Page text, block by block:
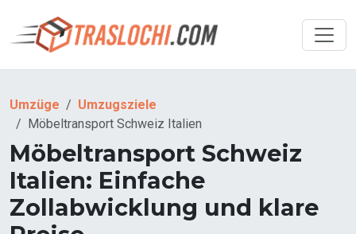
Umzüge
Umzugsziele
Möbeltransport Schweiz Italien
Möbeltransport Schweiz
Italien: Einfache
Zollabwicklung und klare